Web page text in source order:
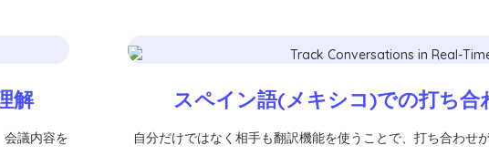
解
議内容を
スペイン語(メキシコ)での打ち合
自分だけではなく相手も翻訳機能を使うことで、打ち合わせ